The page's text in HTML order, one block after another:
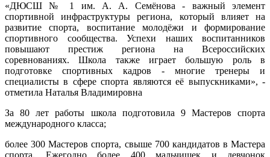
«ДЮСШ № 1 им. А. А. Семёнова - важный элемент
спортивной инфраструктуры региона, который влияет на
развитие спорта, воспитание молодёжи и формирование
спортивного сообщества. Успехи наших воспитанников
повышают престиж региона на Всероссийских
соревнованиях. Школа также играет большую роль в
подготовке спортивных кадров - многие тренеры и
специалисты в сфере спорта являются её выпускниками», -
отметила Наталья Владимировна
За 80 лет работы школа подготовила 9 Мастеров спорта
международного класса;
более 300 Мастеров спорта, свыше 700 кандидатов в Мастера